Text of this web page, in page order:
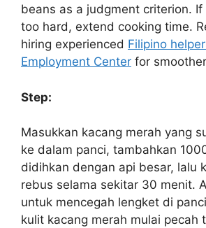
beans as a judgment criterion.
too hard, extend cooking time.
hiring experienced Filipino
Employment Center for
Step:
Masukkan kacang merah yang
ke dalam panci, tambahkan
didihkan dengan api besar, lalu
rebus selama sekitar 30 menit.
untuk mencegah lengket di
kulit kacang merah mulai pecah